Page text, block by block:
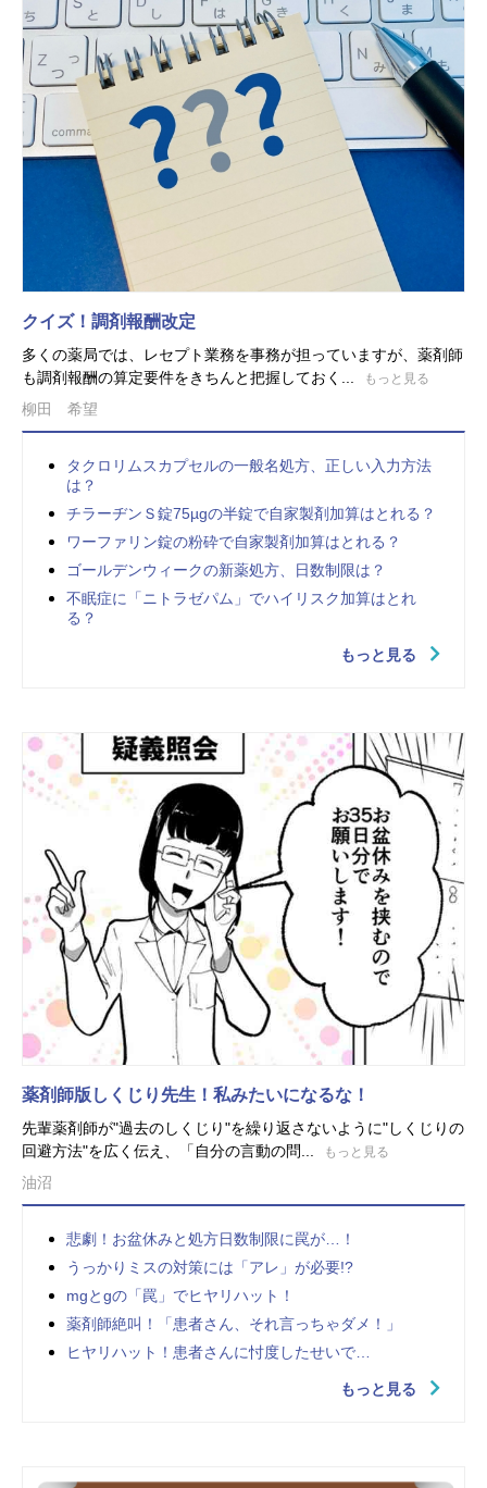
クイズ！調剤報酬改定
多くの薬局では、レセプト業務を事務が担っていますが、薬剤師
も調剤報酬の算定要件をきちんと把握しておく...
もっと見る
柳田 希望
タクロリムスカプセルの一般名処方、正しい入力方法
は？
チラーヂンＳ錠75µgの半錠で自家製剤加算はとれる？
ワーファリン錠の粉砕で自家製剤加算はとれる？
ゴールデンウィークの新薬処方、日数制限は？
不眠症に「ニトラゼパム」でハイリスク加算はとれ
る？
もっと見る
薬剤師版しくじり先生！私みたいになるな！
先輩薬剤師が"過去のしくじり"を繰り返さないように"しくじりの
回避方法"を広く伝え、「自分の言動の問...
もっと見る
油沼
悲劇！お盆休みと処方日数制限に罠が…！
うっかりミスの対策には「アレ」が必要!?
mgとgの「罠」でヒヤリハット！
薬剤師絶叫！「患者さん、それ言っちゃダメ！」
ヒヤリハット！患者さんに忖度したせいで…
もっと見る